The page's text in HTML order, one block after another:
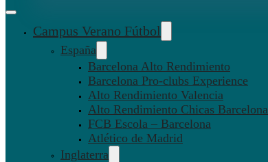
Campus Verano Fútbol
España
Barcelona Alto Rendimiento
Barcelona Pro-clubs Experience
Alto Rendimiento Valencia
Alto Rendimiento Chicas Barcelona
FCB Escola – Barcelona
Atlético de Madrid
Inglaterra